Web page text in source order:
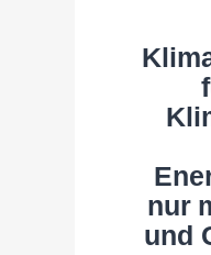
nur
und